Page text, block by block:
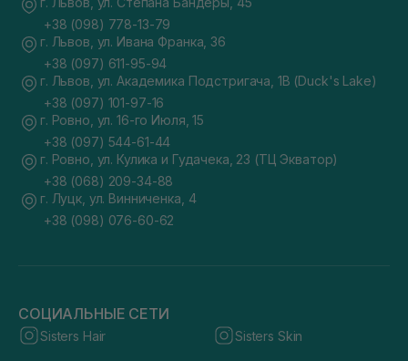
+38 (098) 778-13-79
г. Львов, ул. Ивана Франка, 36
+38 (097) 611-95-94
г. Львов, ул. Академика Подстригача, 1В (Duck's Lake)
+38 (097) 101-97-16
г. Ровно, ул. 16-го Июля, 15
+38 (097) 544-61-44
г. Ровно, ул. Кулика и Гудачека, 23 (ТЦ Экватор)
+38 (068) 209-34-88
г. Луцк, ул. Винниченка, 4
+38 (098) 076-60-62
СОЦИАЛЬНЫЕ СЕТИ
Sisters Hair Sisters Skin